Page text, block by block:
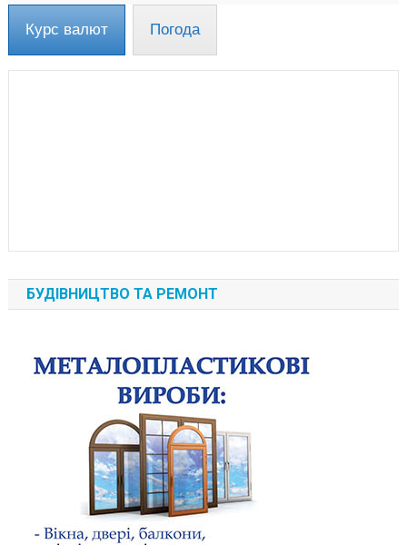
Курс валют Погода
БУДІВНИЦТВО ТА РЕМОНТ